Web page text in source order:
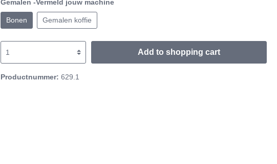
Gemalen -Vermeld jouw machine
Bonen Gemalen koffie
Add to shopping cart
Productnummer: 629.1